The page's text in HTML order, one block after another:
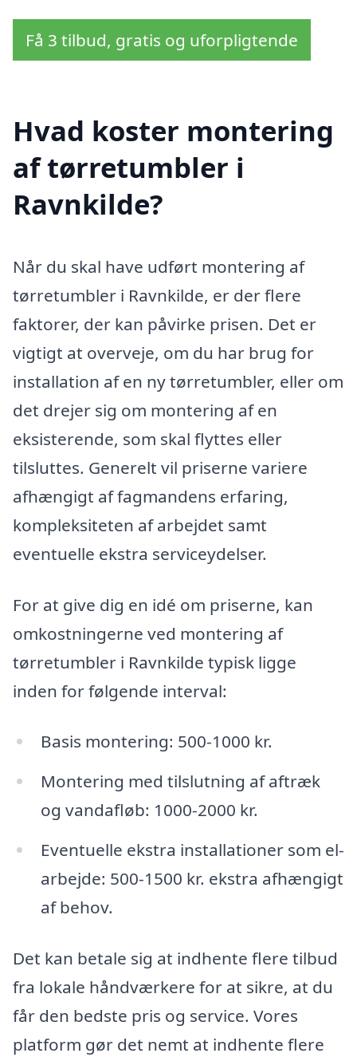
Få 3 tilbud, gratis og uforpligtende
Hvad koster montering
af tørretumbler i
Ravnkilde?
Når du skal have udført montering af
tørretumbler i Ravnkilde, er der flere
faktorer, der kan påvirke prisen. Det er
vigtigt at overveje, om du har brug for
installation af en ny tørretumbler, eller om
det drejer sig om montering af en
eksisterende, som skal flyttes eller
tilsluttes. Generelt vil priserne variere
afhængigt af fagmandens erfaring,
kompleksiteten af arbejdet samt
eventuelle ekstra serviceydelser.
For at give dig en idé om priserne, kan
omkostningerne ved montering af
tørretumbler i Ravnkilde typisk ligge
inden for følgende interval:
Basis montering: 500-1000 kr.
Montering med tilslutning af aftræk
og vandafløb: 1000-2000 kr.
Eventuelle ekstra installationer som el-
arbejde: 500-1500 kr. ekstra afhængigt
af behov.
Det kan betale sig at indhente flere tilbud
fra lokale håndværkere for at sikre, at du
får den bedste pris og service. Vores
platform gør det nemt at indhente flere